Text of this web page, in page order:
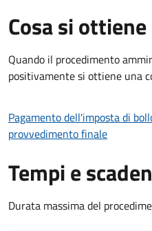
Cosa si ottiene
Quando il procedimento
positivamente si ottiene una
Pagamento dell'imposta di
provvedimento finale
Tempi e
Durata massima del